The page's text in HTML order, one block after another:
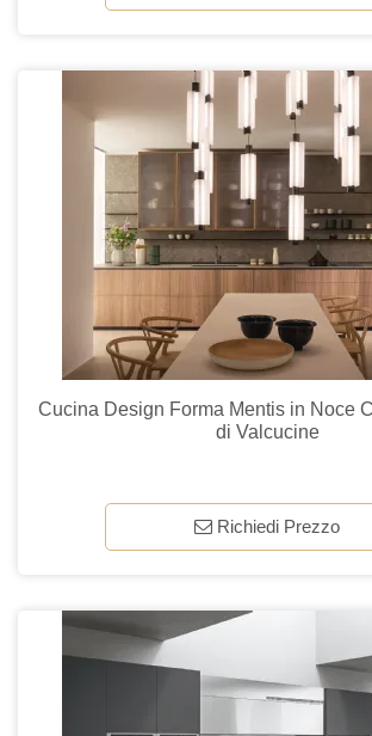
Cucina Design Forma Mentis in Noce
di Valcucine
Richiedi Prezzo